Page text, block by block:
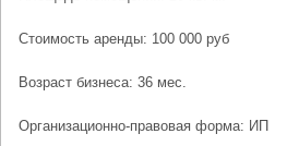
Стоимость аренды: 100 000 руб
Возраст бизнеса: 36 мес.
Организационно-правовая форма: ИП